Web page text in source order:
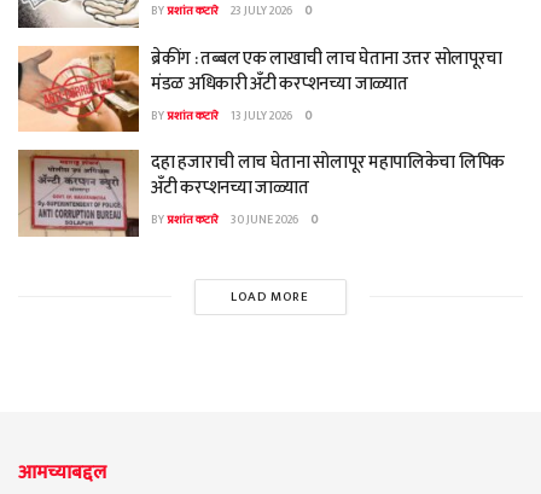
BYप्रशांत कटारे 23 JULY 2026 0
ब्रेकींग : तब्बल एक लाखाची लाच घेताना उत्तर सोलापूरचा
मंडळ अधिकारी अँटी करप्शनच्या जाळ्यात
BYप्रशांत कटारे 13 JULY 2026 0
दहा हजाराची लाच घेताना सोलापूर महापालिकेचा लिपिक
अँटी करप्शनच्या जाळ्यात
BYप्रशांत कटारे 30 JUNE 2026 0
LOAD MORE
आमच्याबद्दल